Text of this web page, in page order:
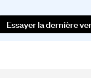
Essayer la dernière